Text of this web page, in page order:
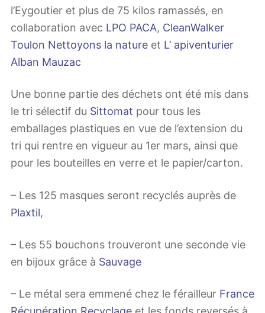
l’Eygoutier et plus de 75 kilos ramassés, en
collaboration avec LPO PACA, CleanWalker
Toulon Nettoyons la nature et L’ apiventurier
Alban Mauzac
Une bonne partie des déchets ont été mis dans
le tri sélectif du Sittomat pour tous les
emballages plastiques en vue de l’extension du
tri qui rentre en vigueur au 1er mars, ainsi que
pour les bouteilles en verre et le papier/carton.
– Les 125 masques seront recyclés auprès de
Plaxtil,
– Les 55 bouchons trouveront une seconde vie
en bijoux grâce à Sauvage
– Le métal sera emmené chez le férailleur France